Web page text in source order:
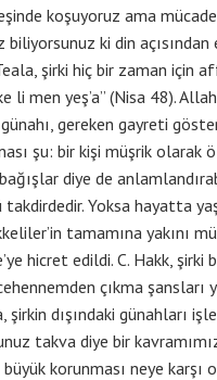
koşuyoruz ama
biliyorsunuz ki din
şirki hiç bir zaman için
li men yeş’a” (Nisa 48).
gereken gayreti
şu: bir kişi müşrik olarak
diye de
Yoksa hayatta
tamamına yakını
hicret edildi. C. Hakk,
çıkma şansları
dışındaki günahları
takva diye bir
korunması neye